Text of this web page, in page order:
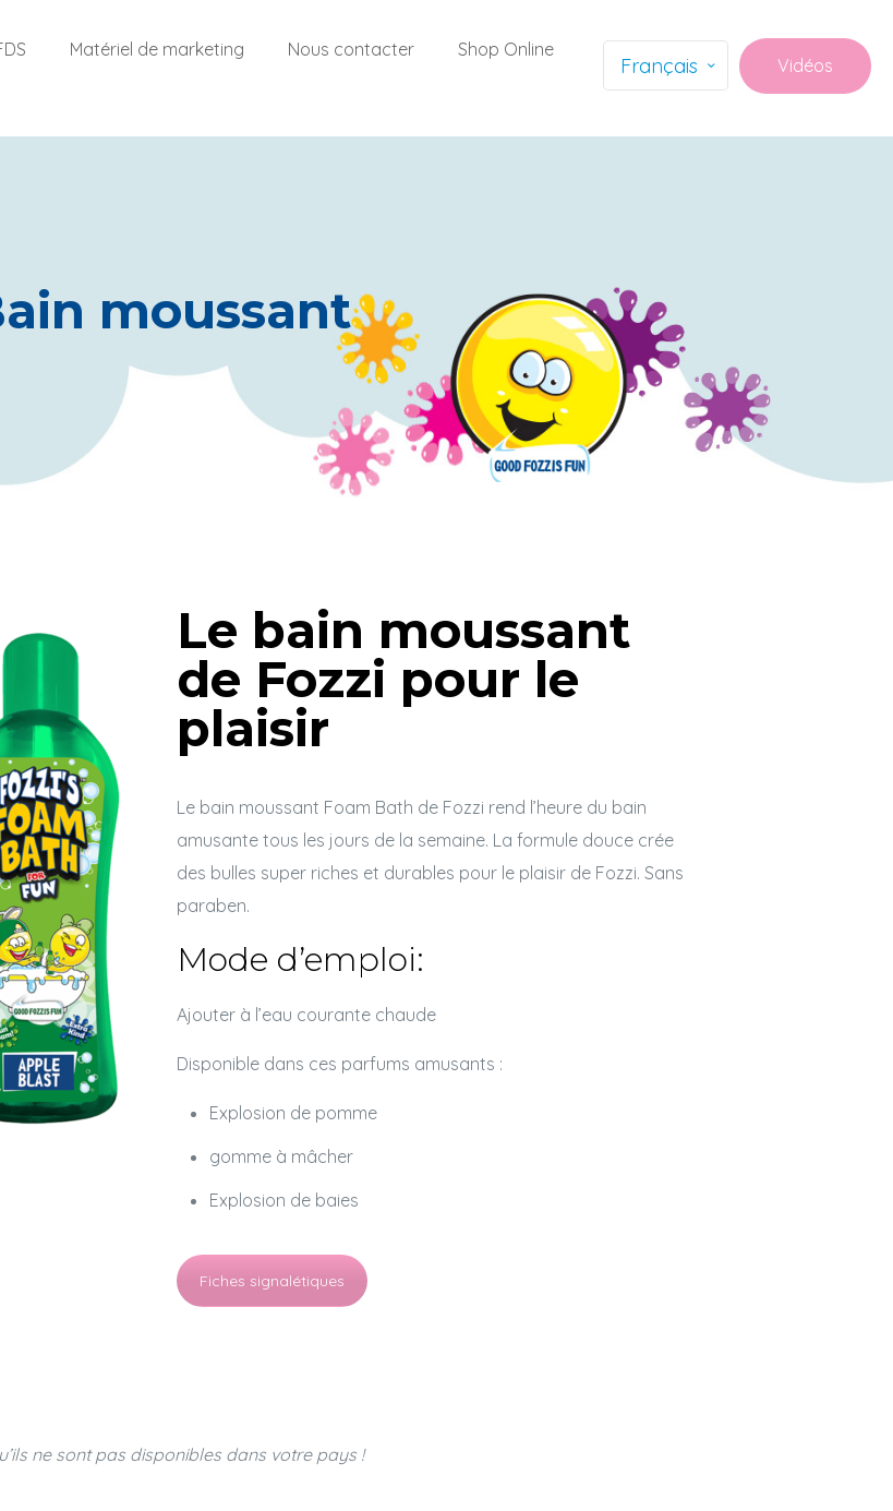
Matériel de marketing Nous contacter Shop Online
Français Vidéos
moussant
Le bain moussant
de Fozzi pour le
plaisir
Le bain moussant Foam Bath de Fozzi rend l’heure du bain
amusante tous les jours de la semaine. La formule douce crée
des bulles super riches et durables pour le plaisir de Fozzi. Sans
paraben.
Mode d’emploi:
Ajouter à l’eau courante chaude
Disponible dans ces parfums amusants :
Explosion de pomme
gomme à mâcher
Explosion de baies
Fiches signalétiques
ne sont pas disponibles dans votre pays !